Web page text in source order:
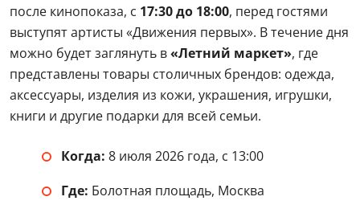
после кинопоказа, с 17:30 до 18:00, перед гостями
выступят артисты «Движения первых». В течение дня
можно будет заглянуть в«Летний маркет», где
представлены товары столичных брендов: одежда,
аксессуары, изделия из кожи, украшения, игрушки,
книги и другие подарки для всей семьи.
Когда: 8 июля 2026 года, с 13:00
Где: Болотная площадь, Москва